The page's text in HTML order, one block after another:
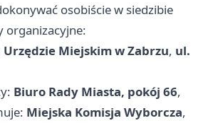
osobiście w siedzibie
organizacyjne:
Urzędzie Miejskim w Zabrzu, ul.
Biuro Rady Miasta, pokój 66,
Miejska Komisja Wyborcza,